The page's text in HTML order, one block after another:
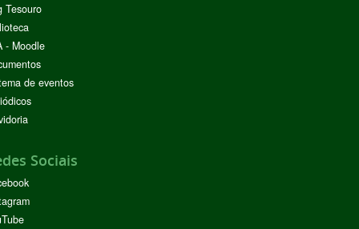
Tesouro
- Moodle
de eventos
Sociais